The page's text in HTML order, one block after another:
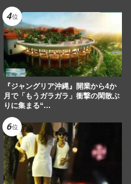
『ジャングリア沖縄』開業から4か
月で「もうガラガラ」衝撃の閑散ぶ
りに集まる“…